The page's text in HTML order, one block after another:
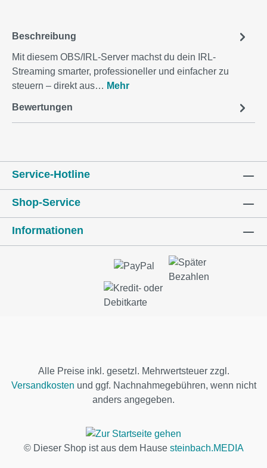
Beschreibung
Mit diesem OBS/IRL-Server machst du dein IRL-
Streaming smarter, professioneller und einfacher zu
steuern – direkt aus… Mehr
Bewertungen
Service-Hotline
Shop-Service
Informationen
Alle Preise inkl. gesetzl. Mehrwertsteuer zzgl.
Versandkosten und ggf. Nachnahmegebühren, wenn nicht
anders angegeben.
© Dieser Shop ist aus dem Hause steinbach.MEDIA